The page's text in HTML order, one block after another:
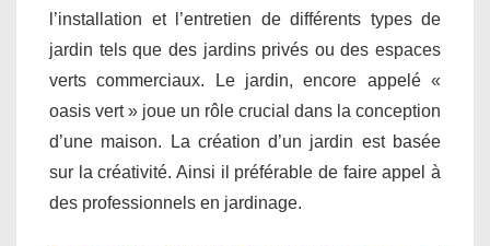
l’installation et l’entretien de différents types de
jardin tels que des jardins privés ou des espaces
verts commerciaux. Le jardin, encore appelé «
oasis vert » joue un rôle crucial dans la conception
d’une maison. La création d’un jardin est basée
sur la créativité. Ainsi il préférable de faire appel à
des professionnels en jardinage.